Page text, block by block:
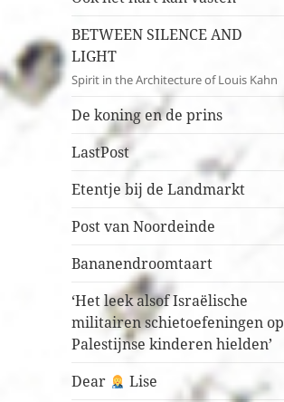
BETWEEN SILENCE AND
LIGHT
Spirit in the Architecture of Louis Kahn
De koning en de prins
LastPost
Etentje bij de Landmarkt
Post van Noordeinde
Bananendroomtaart
‘Het leek alsof Israëlische
militairen schietoefeningen op
Palestijnse kinderen hielden’
Dear
Lise